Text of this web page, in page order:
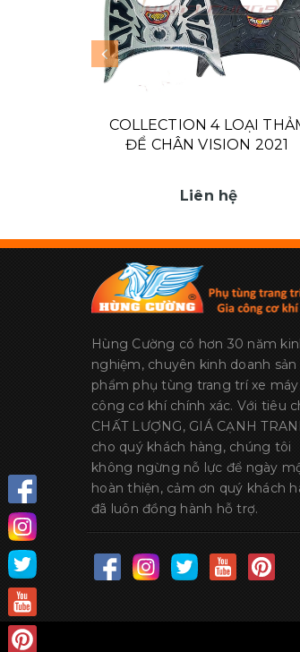
COLLECTION 4 LOẠI
ĐỂ CHÂN VISION 2021
Liên hệ
Hùng Cường có hơn 30 năm
nghiệm, chuyên kinh doanh sản
phẩm phụ tùng trang trí xe
công cơ khí chính xác. Với tiêu
CHẤT LƯỢNG, GIÁ CẠNH
cho quý khách hàng, chúng tôi
không ngừng nỗ lực để ngày
hoàn thiện, cảm ơn quý khách
đã luôn đồng hành hỗ trợ.